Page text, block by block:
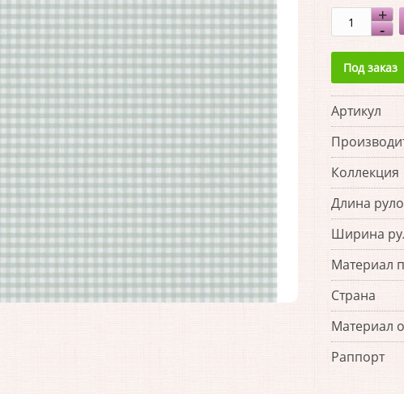
Под заказ
Артикул
Коллекция
Длина
Ширина
Материал
Страна
Материал
Раппорт